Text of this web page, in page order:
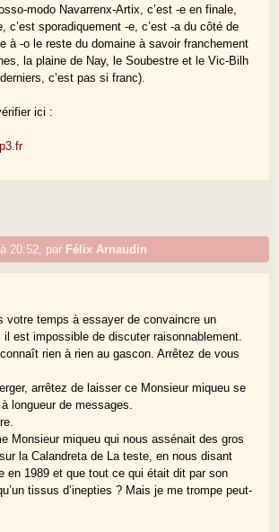
modo Navarrenx-Artix, c’est -e en finale,
c’est sporadiquement -e, c’est -a du côté de
à -o le reste du domaine à savoir franchement
la plaine de Nay, le Soubestre et le Vic-Bilh
c’est pas si franc).
ici :
20:52 par Félix Arnaudin
votre temps à essayer de convaincre un
il est impossible de discuter raisonnablement.
rien à rien au gascon. Arrêtez de vous
arrêtez de laisser ce Monsieur miqueu se
longueur de messages.
Monsieur miqueu qui nous assénait des gros
la Calandreta de La teste, en nous disant
en 1989 et que tout ce qui était dit par son
tissus d’inepties ? Mais je me trompe peut-